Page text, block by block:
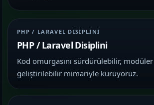
PHP / LARAVEL DISIPLINI
PHP / Laravel Disiplini
Kod omurgasını sürdürülebilir,
geliştirilebilir mimariyle kuruyoruz.